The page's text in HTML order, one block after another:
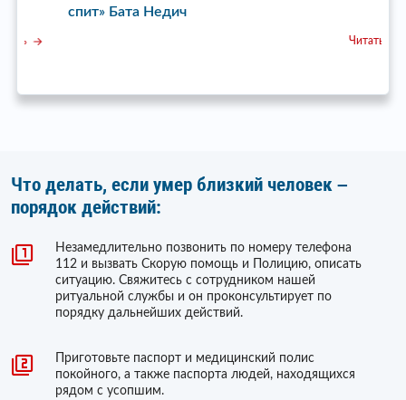
спит» Бата Недич
Читать
Что делать, если умер близкий человек –
порядок действий:
Незамедлительно позвонить по номеру телефона
112 и вызвать Скорую помощь и Полицию, описать
ситуацию. Свяжитесь с сотрудником нашей
ритуальной службы и он проконсультирует по
порядку дальнейших действий.
Приготовьте паспорт и медицинский полис
покойного, а также паспорта людей, находящихся
рядом с усопшим.